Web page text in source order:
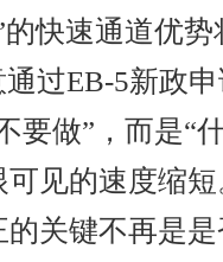
的快速通道优
过EB-5新政
要做”，而是“
见的速度缩
的关键不再是